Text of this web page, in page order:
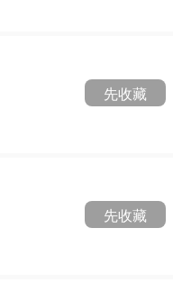
先收藏
先收藏